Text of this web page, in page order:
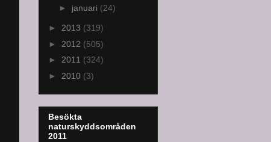
► januari (24)
► 2013 (319)
► 2012 (505)
► 2011 (324)
► 2010 (3)
Besökta
naturskyddsområden
2011